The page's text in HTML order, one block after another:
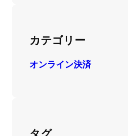
カテゴリー
オンライン決済